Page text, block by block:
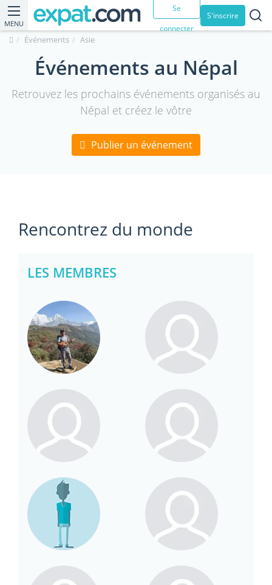
MENU
Se
connecter
S'inscrire
Événements Asie
Événements au Népal
Retrouvez les prochains événements organisés au
Népal et créez le vôtre
Publier un événement
Rencontrez du monde
LES MEMBRES